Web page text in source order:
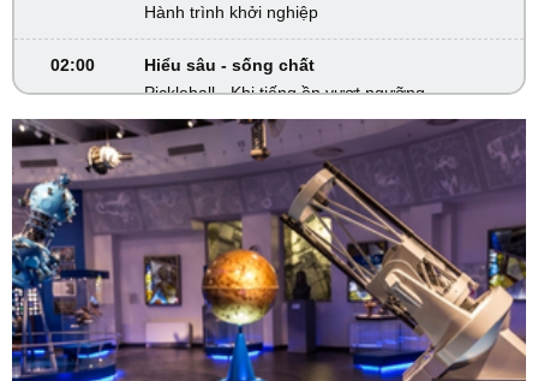
Hành trình khởi nghiệp
02:00
Hiểu sâu - sống chất
Pickleball - Khi tiếng ồn vượt ngưỡng
02:30
Khám phá Việt Nam
Sắc màu Tây Thanh Hóa
02:45
VTV Sống khỏe
Một thai kỳ đặc biệt
03:30
Phim truyện
Người một nhà - Tập 3